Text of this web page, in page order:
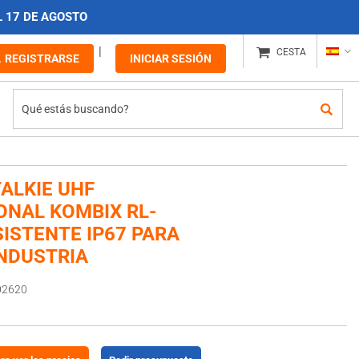
17 DE AGOSTO
REGISTRARSE INICIAR SESIÓN CESTA
UHF
KOMBIX RL-
IP67 PARA